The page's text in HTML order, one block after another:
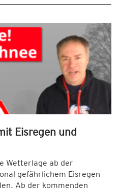
Eisregen und
Wetterlage ab der
gefährlichem Eisregen
Ab der kommenden